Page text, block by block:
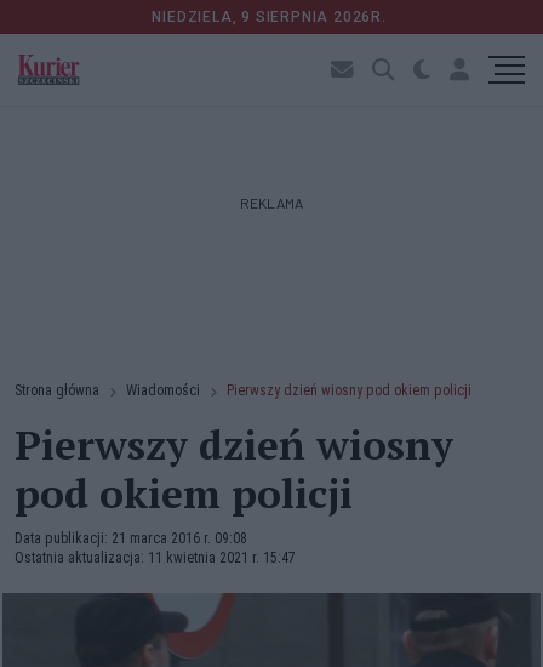
NIEDZIELA, 9 SIERPNIA 2026R.
REKLAMA
Strona główna Wiadomości Pierwszy dzień wiosny pod okiem policji
Pierwszy dzień wiosny
pod okiem policji
Data publikacji: 21 marca 2016 r. 09:08
Ostatnia aktualizacja: 11 kwietnia 2021 r. 15:47